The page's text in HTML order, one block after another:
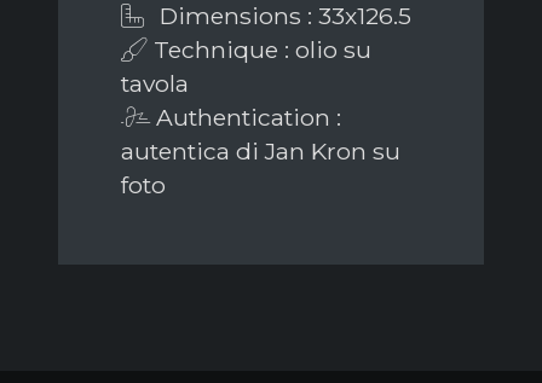
Dimensions : 33x126.5
Technique : olio su
tavola
Authentication :
autentica di Jan Kron su
foto